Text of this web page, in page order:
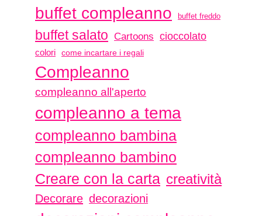
buffet compleanno buffet freddo
buffet salato Cartoons cioccolato
colori come incartare i regali
Compleanno
compleanno all'aperto
compleanno a tema
compleanno bambina
compleanno bambino
Creare con la carta creatività
Decorare decorazioni